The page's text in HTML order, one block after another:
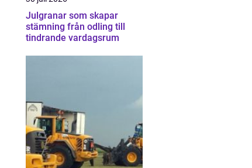
Julgranar som skapar
stämning från odling till
tindrande vardagsrum